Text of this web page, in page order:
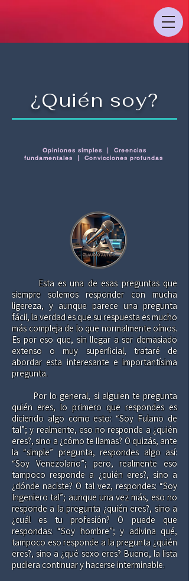
¿Quién soy?
Opiniones simples | Creencias
fundamentales | Convicciones profundas
Esta es una de esas preguntas que
siempre solemos responder con mucha
ligereza, y aunque parece una pregunta
fácil, la verdad es que su respuesta es mucho
más compleja de lo que normalmente oímos.
Es por eso que, sin llegar a ser demasiado
extenso o muy superficial, trataré de
abordar esta interesante e importantísima
pregunta.
Por lo general, si alguien te pregunta
quién eres, lo primero que respondes es
diciendo algo como esto: “Soy Fulano de
tal”; y realmente, eso no responde a ¿quién
eres?, sino a ¿cómo te llamas? O quizás, ante
la “simple” pregunta, respondes algo así:
“Soy Venezolano”; pero, realmente eso
tampoco responde a ¿quién eres?, sino a
¿dónde naciste? O tal vez, respondes: “Soy
Ingeniero tal”; aunque una vez más, eso no
responde a la pregunta ¿quién eres?, sino a
¿cuál es tu profesión? O puede que
respondas: “Soy hombre”; y adivina qué,
tampoco eso responde a la pregunta ¿quién
eres?, sino a ¿qué sexo eres? Bueno, la lista
pudiera continuar y hacerse interminable.